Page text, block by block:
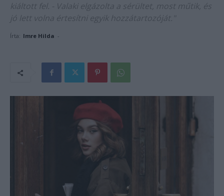
kiáltott fel. - Valaki elgázolta a sérültet, most műtik, és
jó lett volna értesítni egyik hozzátartozóját."
Írta: Imre Hilda -